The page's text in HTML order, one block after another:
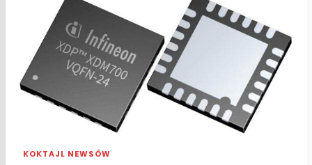
KOKTAJL NEWSÓW